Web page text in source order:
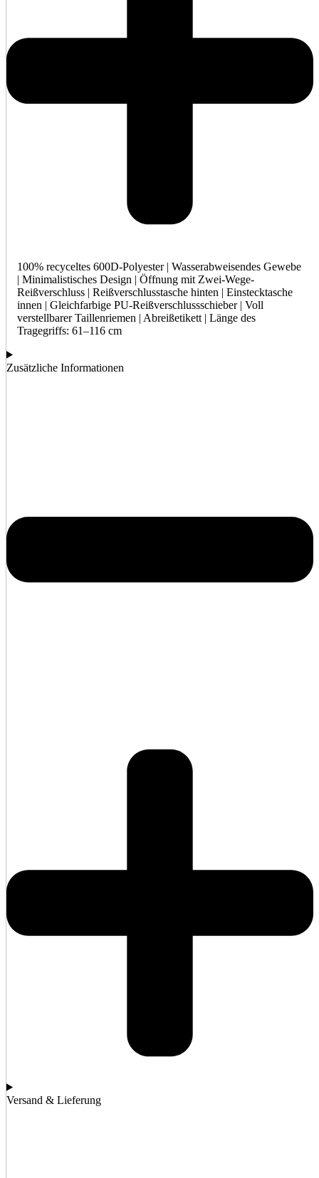
100% recyceltes 600D-Polyester | Wasserabweisendes Gewebe
| Minimalistisches Design | Öffnung mit Zwei-Wege-
Reißverschluss | Reißverschlusstasche hinten | Einstecktasche
innen | Gleichfarbige PU-Reißverschlussschieber | Voll
verstellbarer Taillenriemen | Abreißetikett | Länge des
Tragegriffs: 61–116 cm
Zusätzliche Informationen
Versand & Lieferung